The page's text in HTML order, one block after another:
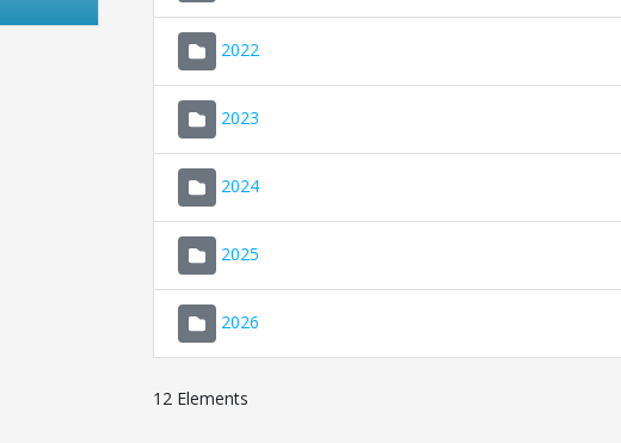
2022
2023
2024
2025
2026
12 Elements